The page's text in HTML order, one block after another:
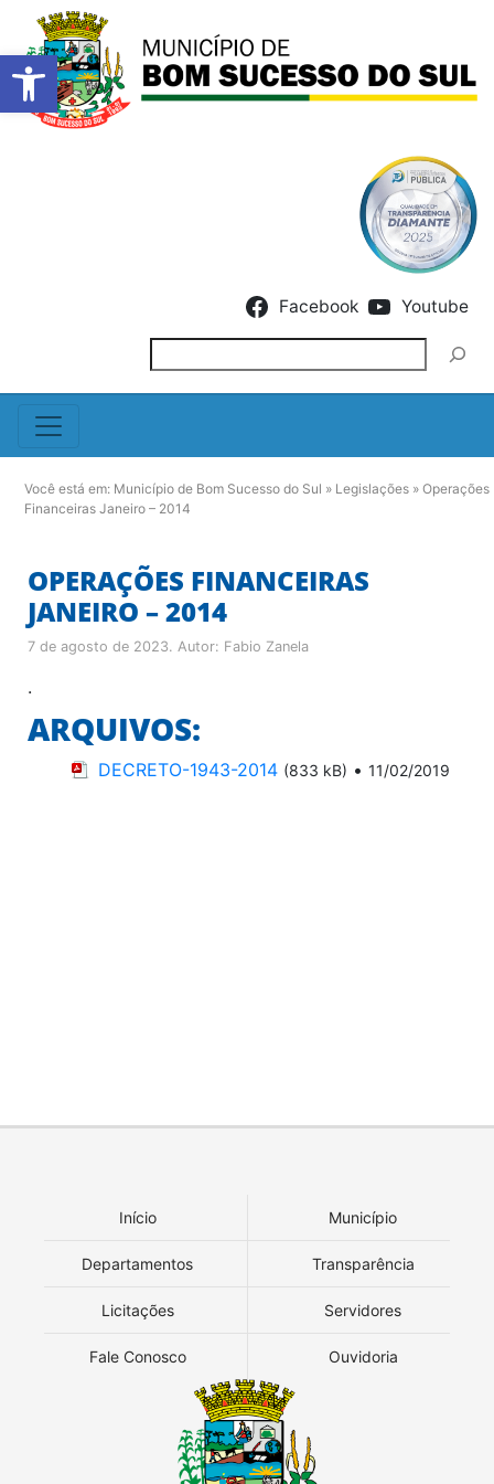
Barra de Ferramentas
Facebook Youtube
Você está em: Município de Bom Sucesso do Sul » Legislações » Operações
Financeiras Janeiro – 2014
OPERAÇÕES FINANCEIRAS
JANEIRO – 2014
7 de agosto de 2023. Autor: Fabio Zanela
.
ARQUIVOS:
DECRETO-1943-2014 (833 kB) • 11/02/2019
Início Município
Departamentos Transparência
Licitações Servidores
Fale Conosco Ouvidoria